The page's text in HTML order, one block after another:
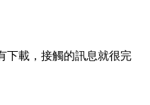
下載，接觸的訊息就很完